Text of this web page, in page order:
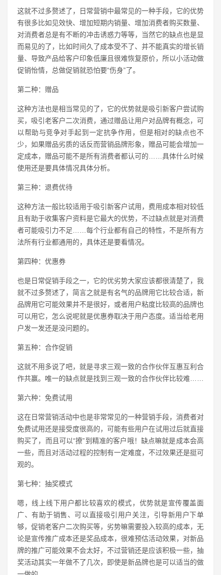
这就不过多赘述了，日常营销中最常见的一种手段，它的优势
有很多比如见效快、增加短期内销量、增加消费者购买数量、
对消费者总是有不断的冲击诱惑力等等，当然它的缺点也是显
而易见的了，比如时间久了成本受不了、并不能真实的增长销
量、导致产品给客户印象低廉且很难恢复原价，所以小活动做
促销怡情，总做促销就恐怕要“伤身”了。
第二种：赠品
这种方法也是相当常见的了，它的优势就是吸引新客户尝试购
买，吸引老客户二次消费，通过赠品让用户对品牌有概念，可
以帮助与竞争对手起到一定抗争作用，但是相对的缺点也不
少，如果赠品劣质的话反而营销品牌形象，赠品可能会增加一
定成本，赠品可能不是所有消费者都认可的……具体什么时候
使用还是要具体情况具体分析。
第三种：退费优待
这种方法一般比较适用于吸引新客户试用，费用成本相对较低
且有助于收集客户资料是它最大的优势，不过缺点就是对消费
者可能吸引力不足……每个行业都有自己的特性，不是所有方
法所有行业都通用的，具体还是要看情况。
第四种：优惠券
也是日常促销手段之一，它的优劣势大家应该都很清楚了，我
就不过多赘述了，简言之就是有名气的品牌用它比较合适，新
品牌用它可能效果并不是很好，或者用户粘度比较高的品牌也
可以用它，怎么说呢就是优惠券取决于用户态度。适当给老用
户发一发还是没问题的。
第五种：合作促销
这就不用多说了吧，就是寻求三观一致的合作伙伴互惠互利合
作共赢。唯一的缺点就是找到三观一致的合作伙伴比较难……
第六种：免费试用
这在日常营销活动中也是非常常见的一种营销手段，消费者对
免费试用还是接受度很高的，可能有些用户在试用过后就直接
购买了，而且可以“撩”到精准的客户哦！缺点嘛就是成本会高
一些，而且对活动过程的控制有一定难度，不过效果还是挺可
观的。
第七种：抽奖模式
嗯，线上线下用户都比较喜欢的模式，优势就是宣传覆盖面
广、有助于销售、可以直接吸引用户关注，引导新用户下单
够，促销老客户二次购买等，劣势嘛需要投入较高的成本，无
论是宣传推广成本还是奖品成本，很难预估活动效果，对新品
牌的推广可能效果不会太好，不过营销还是应该积极一些，抽
奖活动其实一年做不了几次，即使是新品牌也是可以适当的做